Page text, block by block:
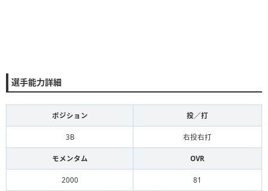
選手能力詳細
ポジション 投／打
3B 右投右打
モメンタム OVR
2000 81